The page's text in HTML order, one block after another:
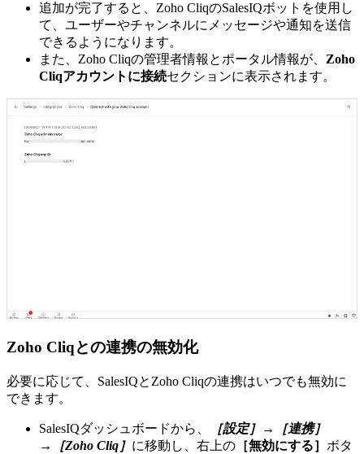
追加が完了すると、Zoho CliqのSalesIQボットを使用し
て、ユーザーやチャンネルにメッセージや通知を送信
できるようになります。
また、Zoho Cliqの管理者情報とポータル情報が、 Zoho
Cliqアカウントに接続セクションに表示されます。
Zoho Cliqとの連携の無効化
必要に応じて、SalesIQとZoho Cliqの連携はいつでも無効に
できます。
SalesIQダッシュボードから、
［設定］→［連携］
→［Zoho Cliq］ に移動し、右上の ［無効にする］ ボタ